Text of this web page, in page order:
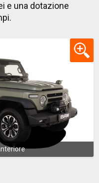
e una dotazione